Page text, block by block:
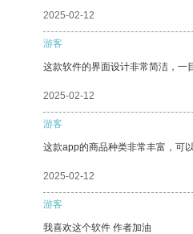
2025-02-12
游客
这款软件的界面设计非常简洁，一
2025-02-12
游客
这款app的商品种类非常丰富，可
2025-02-12
游客
我喜欢这个软件 作者加油